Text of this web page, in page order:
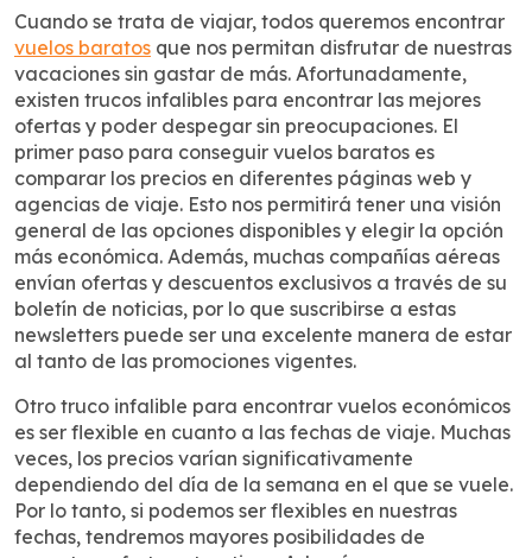
Cuando se trata de viajar, todos queremos encontrar
vuelos baratos que nos permitan disfrutar de nuestras
vacaciones sin gastar de más. Afortunadamente,
existen trucos infalibles para encontrar las mejores
ofertas y poder despegar sin preocupaciones. El
primer paso para conseguir vuelos baratos es
comparar los precios en diferentes páginas web y
agencias de viaje. Esto nos permitirá tener una visión
general de las opciones disponibles y elegir la opción
más económica. Además, muchas compañías aéreas
envían ofertas y descuentos exclusivos a través de su
boletín de noticias, por lo que suscribirse a estas
newsletters puede ser una excelente manera de estar
al tanto de las promociones vigentes.
Otro truco infalible para encontrar vuelos económicos
es ser flexible en cuanto a las fechas de viaje. Muchas
veces, los precios varían significativamente
dependiendo del día de la semana en el que se vuele.
Por lo tanto, si podemos ser flexibles en nuestras
fechas, tendremos mayores posibilidades de